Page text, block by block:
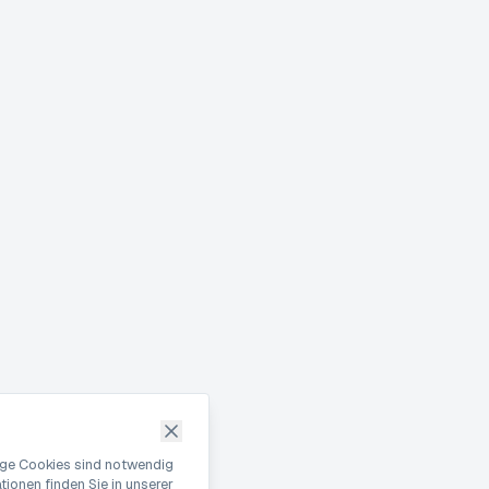
Cookies sind notwendig
finden Sie in unserer